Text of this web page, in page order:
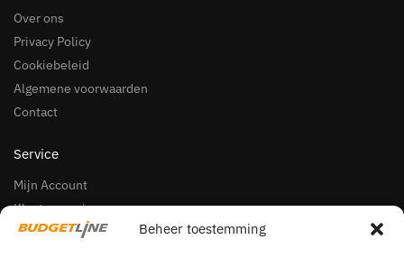
Beheer toestemming
Over ons
Privacy Policy
Cookiebeleid
Algemene voorwaarden
Contact
Service
Mijn Account
Klantenservice
Herroepingsrecht